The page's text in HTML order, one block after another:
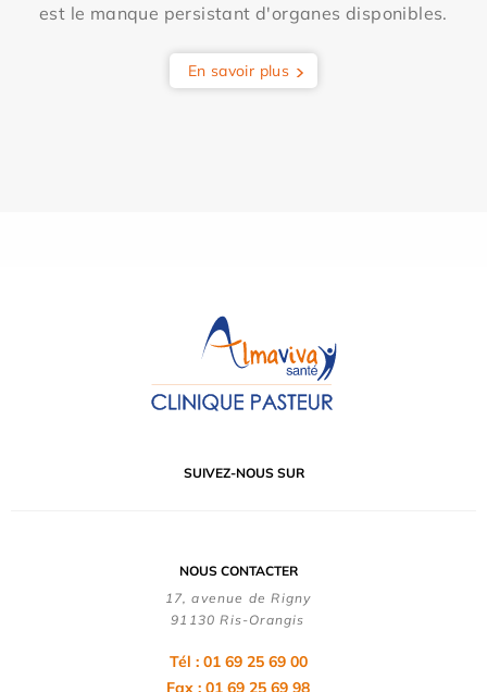
est le manque persistant d'organes disponibles.
En savoir plus
SUIVEZ-NOUS SUR
NOUS CONTACTER
17, avenue de Rigny
91130 Ris-Orangis
Tél : 01 69 25 69 00
Fax : 01 69 25 69 98